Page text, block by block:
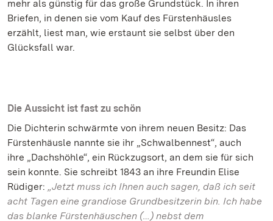
mehr als günstig für das große Grundstück. In ihren
Briefen, in denen sie vom Kauf des Fürstenhäusles
erzählt, liest man, wie erstaunt sie selbst über den
Glücksfall war.
Die Aussicht ist fast zu schön
Die Dichterin schwärmte von ihrem neuen Besitz: Das
Fürstenhäusle nannte sie ihr „Schwalbennest“, auch
ihre „Dachshöhle“, ein Rückzugsort, an dem sie für sich
sein konnte. Sie schreibt 1843 an ihre Freundin Elise
Rüdiger: „Jetzt muss ich Ihnen auch sagen, daß ich seit
acht Tagen eine grandiose Grundbesitzerin bin. Ich habe
das blanke Fürstenhäuschen (…) nebst dem